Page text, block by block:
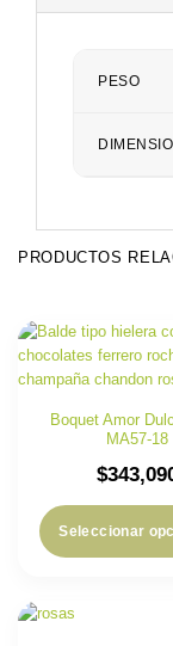
PESO
PRODUCTOS
Boquet Amor
MA57-18
$
Seleccionar